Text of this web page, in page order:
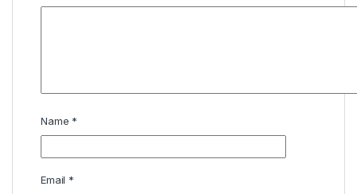
Name *
Email *